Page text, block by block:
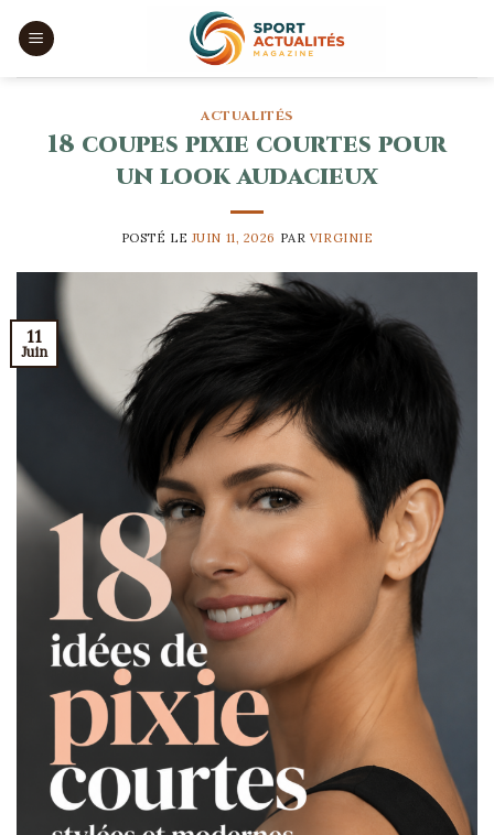
ACTUALITÉS
18 coupes pixie courtes pour
un look audacieux
POSTÉ LE JUIN 11, 2026 PAR VIRGINIE
11
Juin